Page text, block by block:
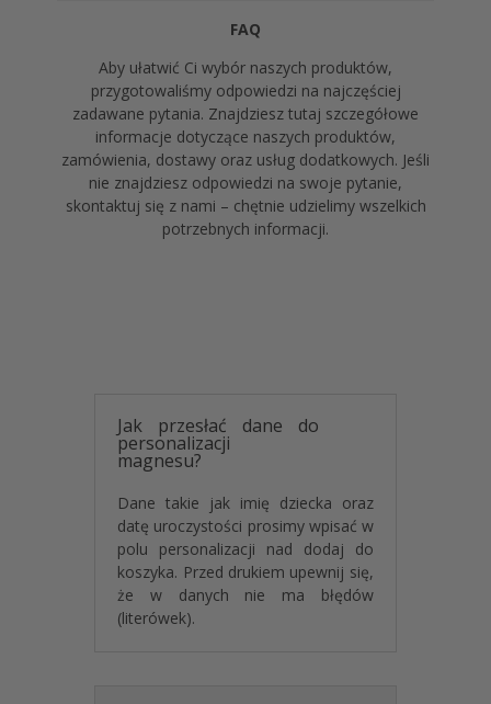
Pamiątka komunijna dla
gości – Praktyczny
magnes na lodówkę z
datą komunii
Jeśli interesują Ciętanie pamiątki komunijne dla
gości, magnesy z białego HDF są najbardziej
opłacalnym wyborem. W odróżnieniu od nietrwałych
słodyczy magnesna lodówkę z datą komunii
Szybka realizacja i
bezpieczna wysyłka
Zamówpersonalizowane prezenty dla gości
komunijnych bez obaw o termin realizacji. Nasz
proces produkcyjny pozwala na ekspresowe
przygotowanie pamiątek, co jest kluczowe przy
planowaniu uroczystości. Każdymagnes serce na
komunięwykonujemy z najwyższą precyzją.
FAQ
Aby ułatwić Ci wybór naszych produktów,
przygotowaliśmy odpowiedzi na najczęściej
zadawane pytania. Znajdziesz tutaj szczegółowe
informacje dotyczące naszych produktów,
zamówienia, dostawy oraz usług dodatkowych. Jeśli
nie znajdziesz odpowiedzi na swoje pytanie,
skontaktuj się z nami – chętnie udzielimy wszelkich
potrzebnych informacji.
Jak przesłać dane do
personalizacji
magnesu?
Dane takie jak imię dziecka oraz
datę uroczystości prosimy wpisać w
polu personalizacji nad dodaj do
koszyka. Przed drukiem upewnij się,
że w danych nie ma błędów
(literówek).